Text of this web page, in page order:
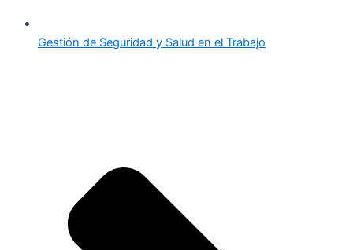
Gestión de Seguridad y Salud en el Trabajo